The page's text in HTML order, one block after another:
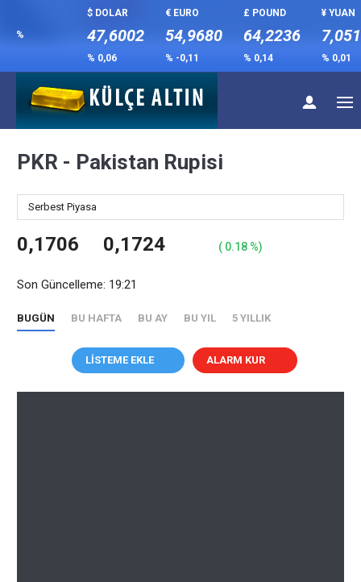
%
$ DOLAR
47,6002
% 0,06
€ EURO
54,9680
% -0,11
£ POUND
64,2236
% 0,14
¥ YUAN
% 0,01
PKR - Pakistan Rupisi
Serbest Piyasa
0,1706 0,1724 ( 0.18 %)
Son Güncelleme: 19:21
BUGÜN BU HAFTA BU AY BU YIL 5 YILLIK
LİSTEME EKLE ALARM KUR